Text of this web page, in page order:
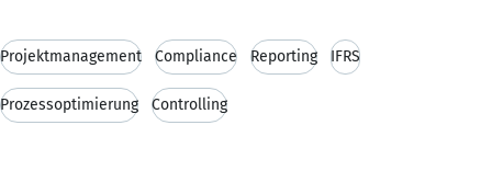
Projektmanagement Compliance Reporting IFRS
Prozessoptimierung Controlling